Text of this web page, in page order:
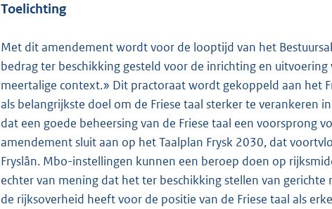
Toelichting
Met dit amendement wordt voor de looptijd van het
bedrag ter beschikking gesteld voor de inrichting en
meertalige context.» Dit practoraat wordt gekoppeld aan het
als belangrijkste doel om de Friese taal sterker te
dat een goede beheersing van de Friese taal een voorsprong
amendement sluit aan op het Taalplan Frysk 2030, dat
Fryslân. Mbo-instellingen kunnen een beroep doen op
echter van mening dat het ter beschikking stellen van
de rijksoverheid heeft voor de positie van de Friese taal als